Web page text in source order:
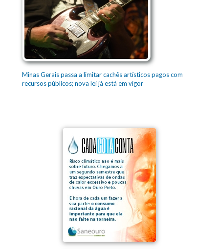
Minas Gerais passa a limitar cachês artísticos pagos com
recursos públicos; nova lei já está em vigor